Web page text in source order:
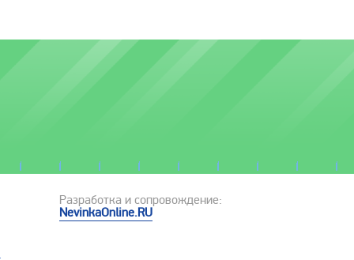
Разработка и сопровождение:
NevinkaOnline.RU